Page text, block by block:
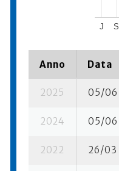
J S
Anno Data
2025 05/06
2024 05/06
2022 26/03